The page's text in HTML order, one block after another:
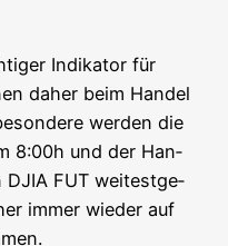
Indi­ka­tor für
daher beim Han­del
wer­den die
8:00h und der Han­
DJIA FUT wei­test­ge­
immer wie­der auf